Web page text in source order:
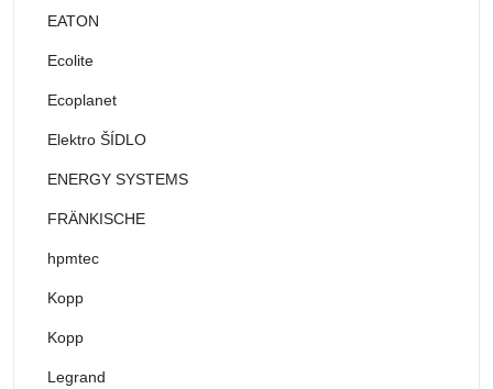
EATON
Ecolite
Ecoplanet
Elektro ŠÍDLO
ENERGY SYSTEMS
FRÄNKISCHE
hpmtec
Kopp
Kopp
Legrand